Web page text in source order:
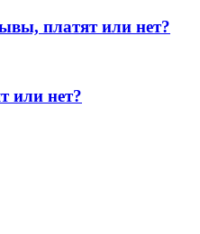
платят или нет?
или нет?